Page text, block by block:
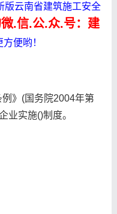
版云南省建筑施工安全
.信.公.众.号：建
便哟！
》(国务院2004年第
业实施()制度。